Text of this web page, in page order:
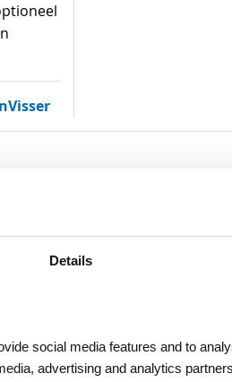
Details
social media features and to
advertising and analytics